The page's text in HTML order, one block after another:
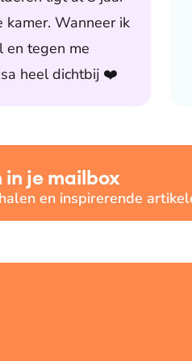
kamer. Wanneer ik
en tegen me
heel dichtbij ❤️
je mailbox
en inspirerende